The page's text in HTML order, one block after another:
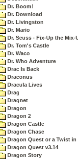
Dr. Boom!
Dr. Download
Dr. Livingston
Dr. Mario
Dr. Seuss - Fix-Up the Mix-
Dr. Tom's Castle
Dr. Waco
Dr. Who Adventure
Drac Is Back
Draconus
Dracula Lives
Drag
Dragnet
Dragon
Dragon 2
Dragon Castle
Dragon Chase
Dragon Quest or a Twist in
Dragon Quest v3.14
Dragon Story